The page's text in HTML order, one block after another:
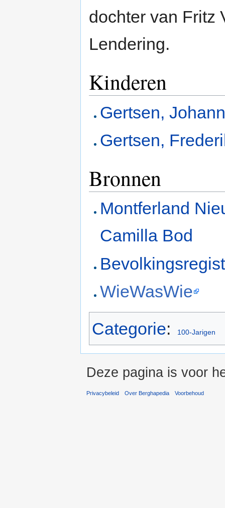
dochter van Fritz
Lendering.
Kinderen
Gertsen,
Gertsen,
Bronnen
Montferland
Camilla Bod
WieWasWie
Categorie: 100-Jarigen
Deze pagina is voor
Privacybeleid Over Berghapedia Voorbehoud